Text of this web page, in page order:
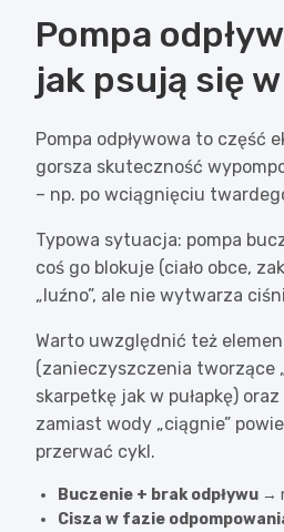
Pompa
jak psują się
Pompa odpływowa to część
gorsza skuteczność
– np. po wciągnięciu
Typowa sytuacja: pompa
coś go blokuje (ciało obce,
„luźno”, ale nie wytwarza
Warto uwzględnić też
(zanieczyszczenia tworzące
skarpetkę jak w pułapkę)
zamiast wody „ciągnie”
przerwać cykl.
Buczenie + brak odpływu →
Cisza w fazie